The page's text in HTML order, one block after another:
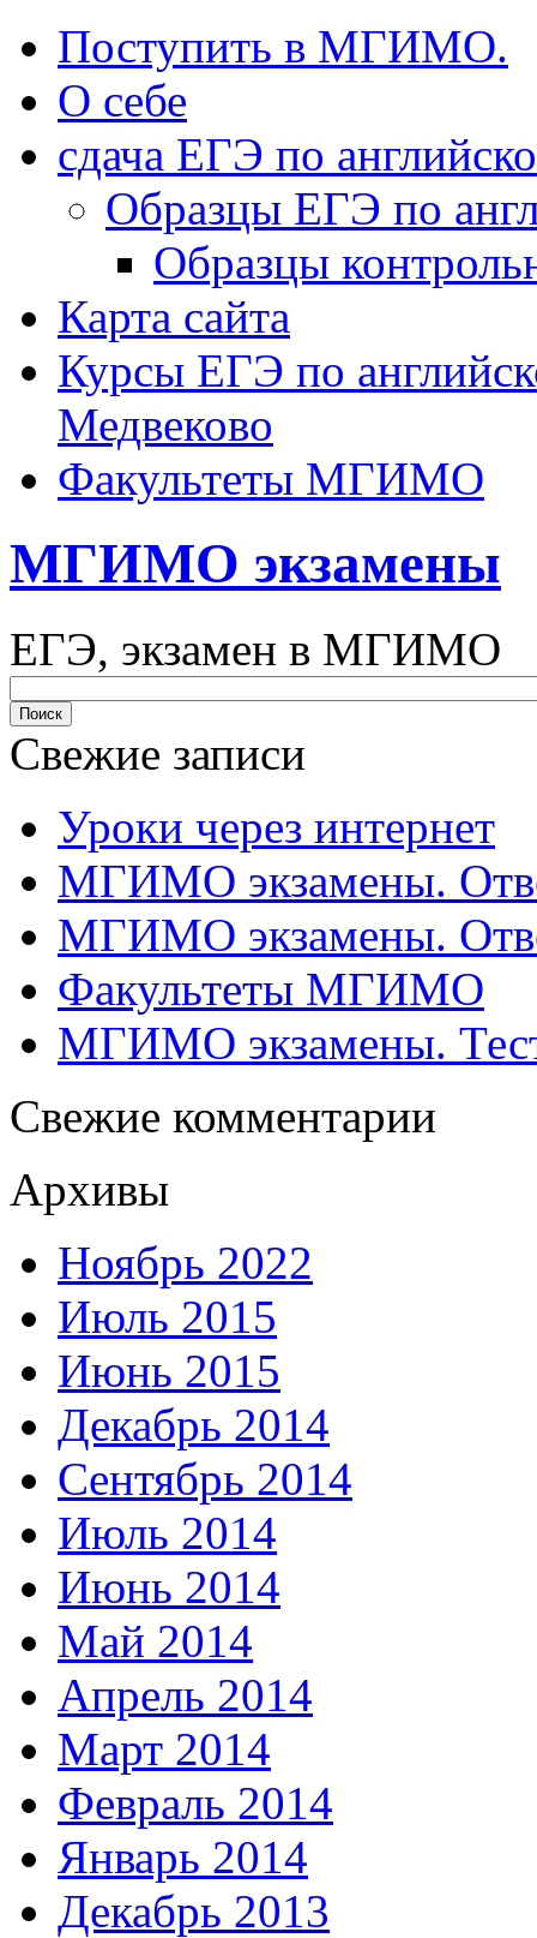
Поступить в МГИМО.
О себе
сдача ЕГЭ по
Образцы ЕГЭ по
Образцы
Карта сайта
Курсы ЕГЭ по
Медвеково
Факультеты МГИМО
МГИМО экзамены
ЕГЭ, экзамен в МГИМО
Свежие записи
Уроки через интернет
МГИМО экзамены.
МГИМО экзамены.
Факультеты МГИМО
МГИМО экзамены.
Свежие комментарии
Архивы
Ноябрь 2022
Июль 2015
Июнь 2015
Декабрь 2014
Сентябрь 2014
Июль 2014
Июнь 2014
Май 2014
Апрель 2014
Март 2014
Февраль 2014
Январь 2014
Декабрь 2013